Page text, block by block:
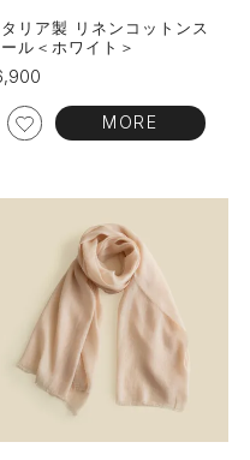
リア製 リネンコットンス
ール＜ホワイト＞
MORE